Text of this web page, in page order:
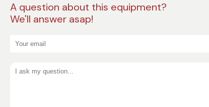
A question about this equipment?
We'll answer asap!